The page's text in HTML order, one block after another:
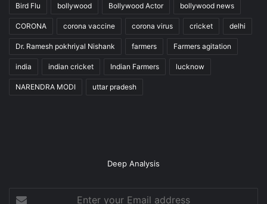
Bird Flu bollywood Bollywood Actor bollywood news
CORONA corona vaccine corona virus cricket delhi
Dr. Ramesh pokhriyal Nishank farmers Farmers agitation
india indian cricket Indian Farmers lucknow
NARENDRA MODI uttar pradesh
Deep Analysis